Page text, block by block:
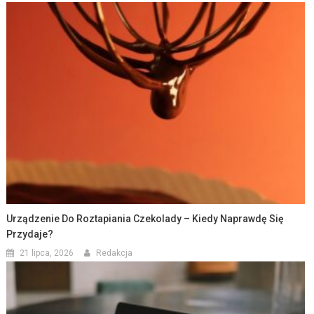
Urządzenie Do Roztapiania Czekolady – Kiedy Naprawdę Się
Przydaje?
21 lipca, 2026 Redakcja